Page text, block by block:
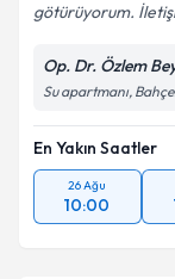
götürüyorum.
Op. Dr. Özlem
Su apartmanı,
En Yakın Saatler
26 Ağu
10:00